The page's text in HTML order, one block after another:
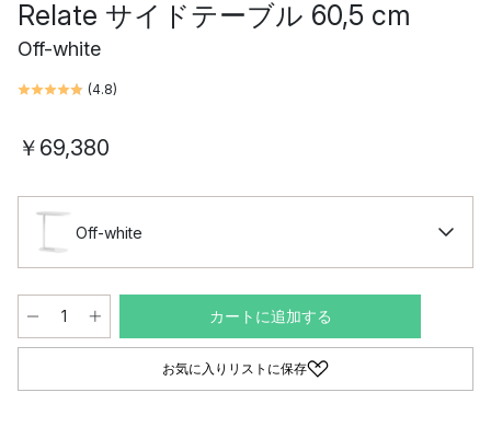
Relate サイドテーブル 60,5 cm
Off-white
(4.8)
￥69,380
Off-white
カートに追加する
お気に入りリストに保存